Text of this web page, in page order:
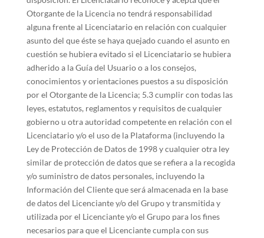
Otorgante de la Licencia no tendrá responsabilidad
alguna frente al Licenciatario en relación con cualquier
asunto del que éste se haya quejado cuando el asunto en
cuestión se hubiera evitado si el Licenciatario se hubiera
adherido a la Guía del Usuario o a los consejos,
conocimientos y orientaciones puestos a su disposición
por el Otorgante de la Licencia; 5.3 cumplir con todas las
leyes, estatutos, reglamentos y requisitos de cualquier
gobierno u otra autoridad competente en relación con el
Licenciatario y/o el uso de la Plataforma (incluyendo la
Ley de Protección de Datos de 1998 y cualquier otra ley
similar de protección de datos que se refiera a la recogida
y/o suministro de datos personales, incluyendo la
Información del Cliente que será almacenada en la base
de datos del Licenciante y/o del Grupo y transmitida y
utilizada por el Licenciante y/o el Grupo para los fines
necesarios para que el Licenciante cumpla con sus